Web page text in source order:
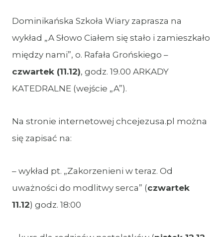
Dominikańska Szkoła Wiary zaprasza na
wykład „A Słowo Ciałem się stało i zamieszkało
między nami”, o. Rafała Grońskiego –
czwartek (11.12), godz. 19.00 ARKADY
KATEDRALNE (wejście „A”).
Na stronie internetowej chcejezusa.pl można
się zapisać na:
– wykład pt. „Zakorzenieni w teraz. Od
uważności do modlitwy serca” (czwartek
11.12) godz. 18:00